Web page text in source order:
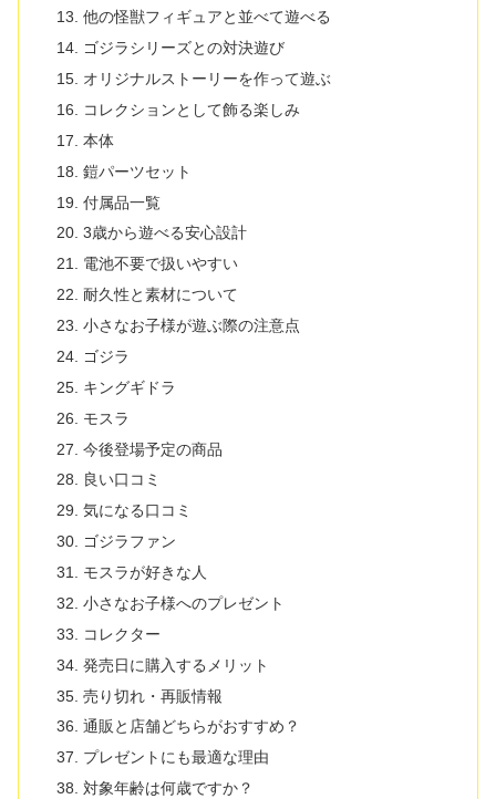
他の怪獣フィギュアと並べて遊べる
ゴジラシリーズとの対決遊び
オリジナルストーリーを作って遊ぶ
コレクションとして飾る楽しみ
本体
鎧パーツセット
付属品一覧
3歳から遊べる安心設計
電池不要で扱いやすい
耐久性と素材について
小さなお子様が遊ぶ際の注意点
ゴジラ
キングギドラ
モスラ
今後登場予定の商品
良い口コミ
気になる口コミ
ゴジラファン
モスラが好きな人
小さなお子様へのプレゼント
コレクター
発売日に購入するメリット
売り切れ・再販情報
通販と店舗どちらがおすすめ？
プレゼントにも最適な理由
対象年齢は何歳ですか？